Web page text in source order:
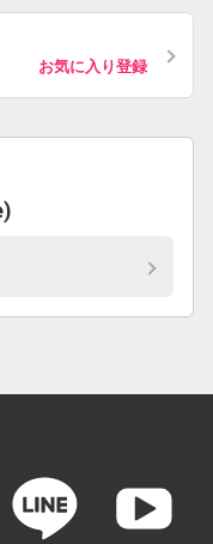
お気に入り登録